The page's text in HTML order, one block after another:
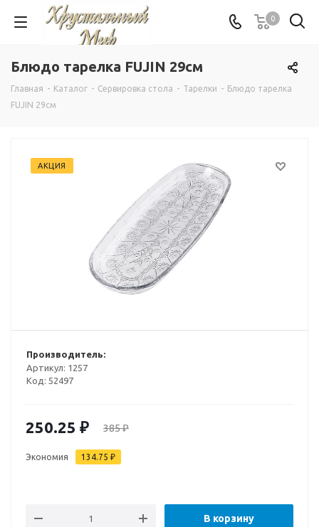
0
Блюдо тарелка FUJIN 29см
Главная - Каталог - Сервировка стола - Тарелки - Блюдо тарелка
FUJIN 29см
АКЦИЯ
Производитель:
Артикул: 1257
Код: 52497
250.25 ₽ 385₽
Экономия 134.75 ₽
В корзину